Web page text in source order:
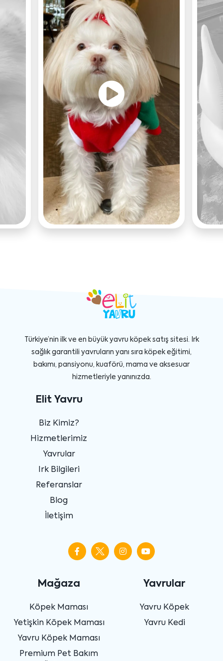
Türkiye’nin ilk ve en büyük yavru köpek satış sitesi. Irk
sağlık garantili yavruların yanı sıra köpek eğitimi,
bakımı, pansiyonu, kuaförü, mama ve aksesuar
hizmetleriyle yanınızda.
Elit Yavru
Biz Kimiz?
Hizmetlerimiz
Yavrular
Irk Bilgileri
Referanslar
Blog
İletişim
Mağaza
Köpek Maması
Yetişkin Köpek Maması
Yavru Köpek Maması
Premium Pet Bakım
Yavrular
Yavru Köpek
Yavru Kedi